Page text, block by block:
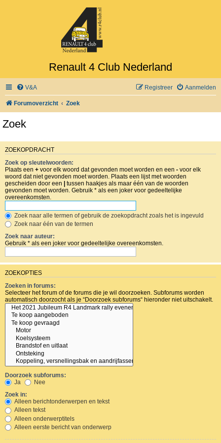
Renault 4 Club Nederland
V&A Aanmelden
Registreer
Forumoverzicht Zoek
Zoek
ZOEKOPDRACHT
Zoek op sleutelwoorden:
Plaats een + voor elk woord dat gevonden moet worden en een - voor elk
woord dat niet gevonden moet worden. Plaats een lijst met woorden
gescheiden door een | tussen haakjes als maar één van de woorden
gevonden moet worden. Gebruik * als een joker voor gedeeltelijke
overeenkomsten.
Zoek naar alle termen of gebruik de zoekopdracht zoals het is ingevuld
Zoek naar één van de termen
Zoek naar auteur:
Gebruik * als een joker voor gedeeltelijke overeenkomsten.
ZOEKOPTIES
Zoeken in forums:
Selecteer het forum of de forums die je wil doorzoeken. Subforums worden
automatisch doorzocht als je “Doorzoek subforums“ hieronder niet uitschakelt.
Doorzoek subforums:
Ja
Nee
Zoek in:
Alleen berichtonderwerpen en tekst
Alleen tekst
Alleen onderwerptitels
Alleen eerste bericht van onderwerp